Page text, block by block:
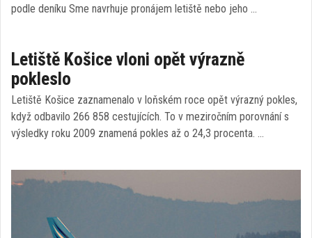
podle deníku Sme navrhuje pronájem letiště nebo jeho …
Letiště Košice vloni opět výrazně
pokleslo
Letiště Košice zaznamenalo v loňském roce opět výrazný pokles,
když odbavilo 266 858 cestujících. To v meziročním porovnání s
výsledky roku 2009 znamená pokles až o 24,3 procenta. …